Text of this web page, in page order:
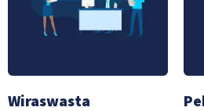
Wiraswasta